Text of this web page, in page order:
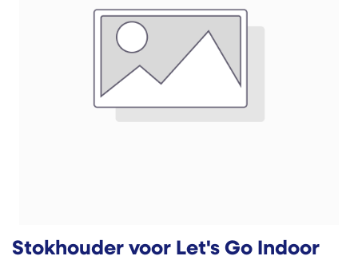
Stokhouder voor Let's Go Indoor